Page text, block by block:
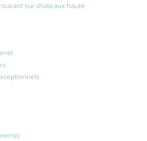
sur chateaux.haute